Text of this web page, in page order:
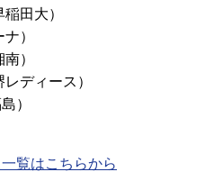
田大）
）
）
ディース）
）
覧はこちらから